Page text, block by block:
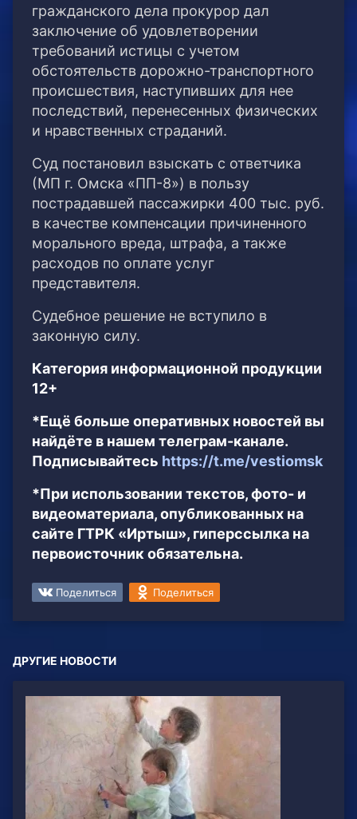
гражданского дела прокурор дал
заключение об удовлетворении
требований истицы с учетом
обстоятельств дорожно-транспортного
происшествия, наступивших для нее
последствий, перенесенных физических
и нравственных страданий.
Суд постановил взыскать с ответчика
(МП г. Омска «ПП-8») в пользу
пострадавшей пассажирки 400 тыс. руб.
в качестве компенсации причиненного
морального вреда, штрафа, а также
расходов по оплате услуг
представителя.
Судебное решение не вступило в
законную силу.
Категория информационной продукции
12+
*Ещё больше оперативных новостей вы
найдёте в нашем телеграм-канале.
Подписывайтесь https://t.me/vestiomsk
*При использовании текстов, фото- и
видеоматериала, опубликованных на
сайте ГТРК «Иртыш», гиперссылка на
первоисточник обязательна.
Поделиться Поделиться
ДРУГИЕ НОВОСТИ